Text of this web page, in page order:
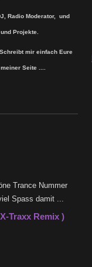
Radio Moderator, und
Projekte.
mir einfach Eure
Seite ....
Trance Nummer
Spass damit ...
Traxx Remix )